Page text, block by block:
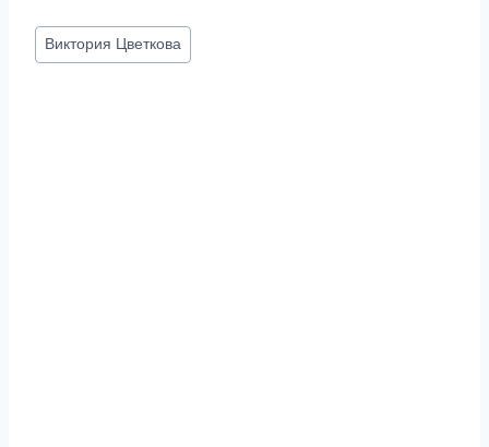
Метки
записи:
Виктория Цветкова